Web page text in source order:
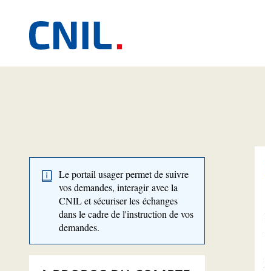
Le portail usager permet de suivre
vos demandes, interagir avec la
CNIL et sécuriser les échanges
dans le cadre de l'instruction de vos
demandes.